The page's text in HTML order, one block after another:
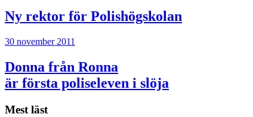
Ny rektor för Polishögskolan
30 november 2011
Donna från Ronna
är första poliseleven i slöja
Mest läst